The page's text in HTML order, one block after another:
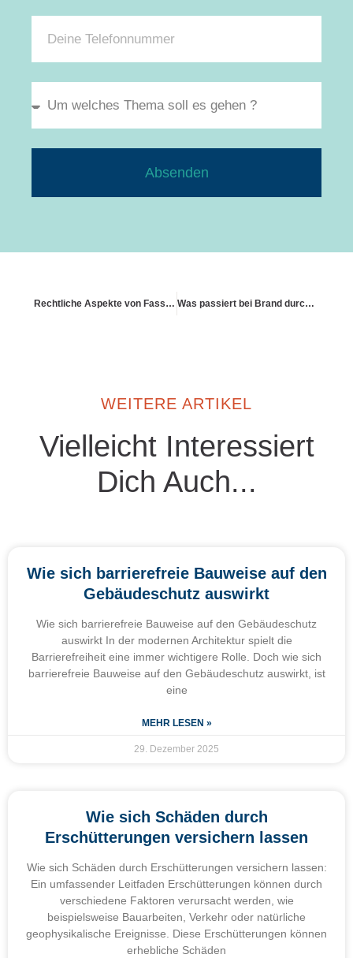
Absenden
Rechtliche Aspekte von Fassadenschäden Was passiert bei Brand durch Eigenverschulden?
WEITERE ARTIKEL
Vielleicht Interessiert
Dich Auch...
Wie sich barrierefreie Bauweise auf den
Gebäudeschutz auswirkt
Wie sich barrierefreie Bauweise auf den Gebäudeschutz
auswirkt In der modernen Architektur spielt die
Barrierefreiheit eine immer wichtigere Rolle. Doch wie sich
barrierefreie Bauweise auf den Gebäudeschutz auswirkt, ist
eine
MEHR LESEN »
29. Dezember 2025
Wie sich Schäden durch
Erschütterungen versichern lassen
Wie sich Schäden durch Erschütterungen versichern lassen:
Ein umfassender Leitfaden Erschütterungen können durch
verschiedene Faktoren verursacht werden, wie
beispielsweise Bauarbeiten, Verkehr oder natürliche
geophysikalische Ereignisse. Diese Erschütterungen können
erhebliche Schäden